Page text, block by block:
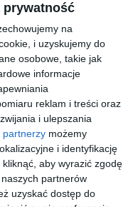
prywatność
na
i uzyskujemy do
osobowe, takie jak
informacje
reklam i treści oraz
i ulepszania
partnerzy możemy
i identyfikację
aby wyrazić zgodę
partnerów
uzyskać dostęp do
51600
przejdź do
sklepu
D BY D
DBOM5054
179
przejdź do
sklepu